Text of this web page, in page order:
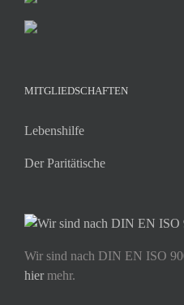
MITGLIEDSCHAFTEN
Lebenshilfe
Der Paritätische
Wir sind nach DIN EN ISO
hiermehr.